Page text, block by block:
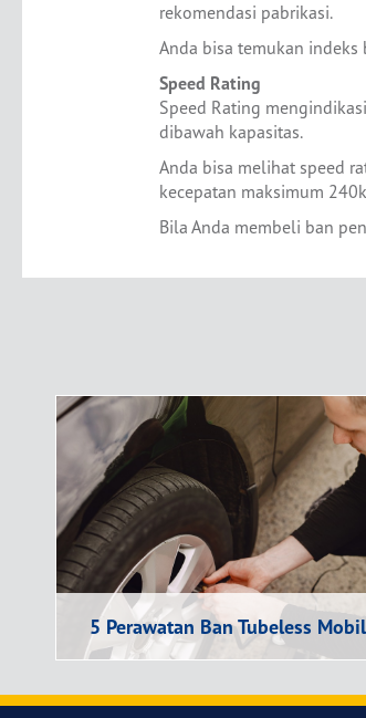
rekomendasi pabrikasi.
Anda bisa temukan
Speed Rating
Speed Rating
dibawah kapasitas.
Anda bisa melihat speed
kecepatan maksimum
Bila Anda membeli ban
5 Perawatan Ban Tubeless
Apakah perawatan ban tubeless